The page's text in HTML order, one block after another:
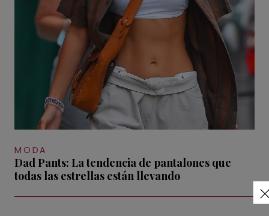
MODA
Dad Pants: La tendencia de pantalones que
todas las estrellas están llevando